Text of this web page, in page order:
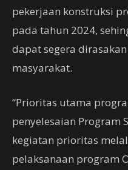
pekerjaan konstruksi
pada tahun 2024,
dapat segera
masyarakat.
“Prioritas utama
penyelesaian Program
kegiatan prioritas
pelaksanaan program